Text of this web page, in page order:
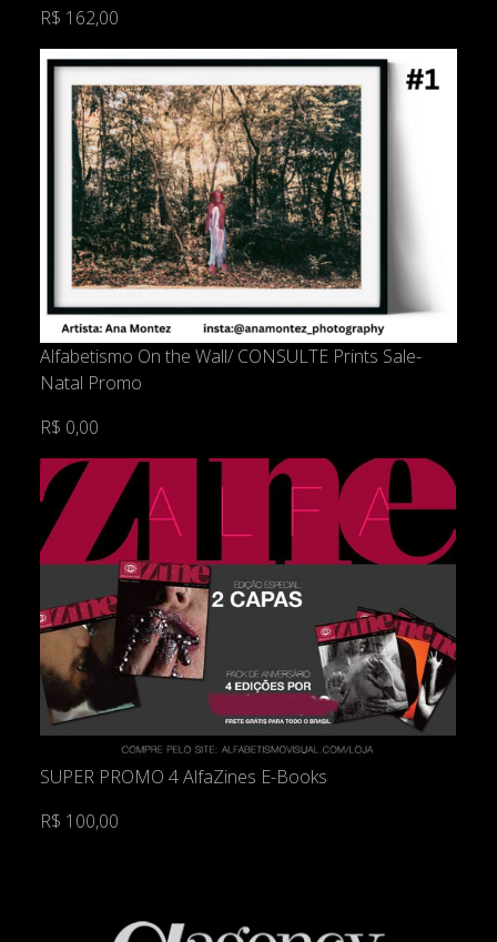
R$ 162,00
Alfabetismo On the Wall/ CONSULTE Prints Sale-
Natal Promo
R$ 0,00
SUPER PROMO 4 AlfaZines E-Books
R$ 100,00